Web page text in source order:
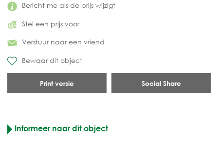
Bericht me als de prijs wijzigt
Stel een prijs voor
Verstuur naar een vriend
Bewaar dit object
Print versie Social Share
Informeer naar dit object